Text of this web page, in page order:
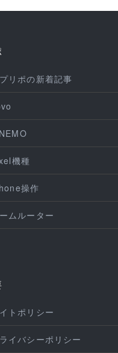
リポの新着記事
機種
操作
ムルーター
トポリシー
イバシーポリシー